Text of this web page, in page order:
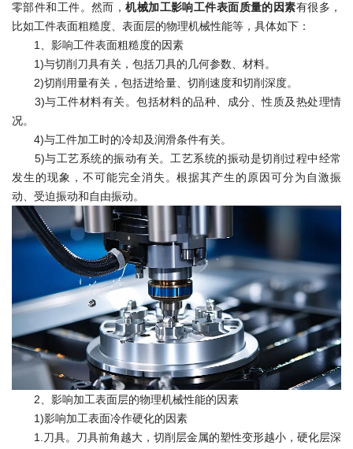
零部件和工件。然而，机械加工影响工件表面质量的因素有很多，
比如工件表面粗糙度、表面层的物理机械性能等，具体如下：
1、影响工件表面粗糙度的因素
1)与切削刀具有关，包括刀具的几何参数、材料。
2)切削用量有关，包括进给量、切削速度和切削深度。
3)与工件材料有关。包括材料的品种、成分、性质及热处理情
况。
4)与工件加工时的冷却及润滑条件有关。
5)与工艺系统的振动有关。工艺系统的振动是切削过程中经常
发生的现象，不可能完全消失。根据其产生的原因可分为自激振
动、受迫振动和自由振动。
2、影响加工表面层的物理机械性能的因素
1)影响加工表面冷作硬化的因素
1.刀具。刀具前角越大，切削层金属的塑性变形越小，硬化层深